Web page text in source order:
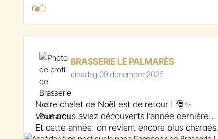
#pizza #restaurantspa #lepalmares
6
BRASSERIE LE PALMARÈS
dinsdag 09 december 2025
Notre chalet de Noël est de retour ! 🎅✨
Vous nous aviez découverts l’année dernière…
Et cette année, on revient encore plus